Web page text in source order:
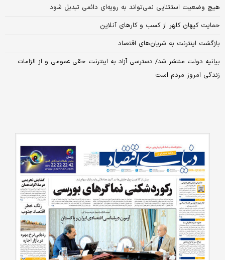
هیچ وضعیت استثنایی نمی‌تواند به رویه‌ای دائمی تبدیل شود
حمایت کیهان کلهر از کسب و کارهای آنلاین
بازگشت اینترنت به شریان‌های اقتصاد
بیانیه دولت منتشر شد/ دسترسی آزاد به اینترنت حقی عمومی و از الزامات
زندگی امروز مردم است